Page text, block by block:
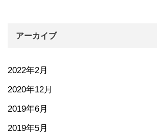
アーカイブ
2022年2月
2020年12月
2019年6月
2019年5月